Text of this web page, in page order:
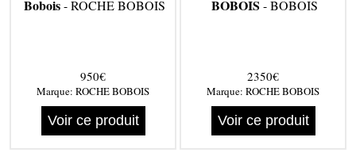
Bobois- ROCHE BOBOIS
950€
Marque: ROCHE BOBOIS
Voir ce produit
BOBOIS - BOBOIS
2350€
Marque: ROCHE BOBOIS
Voir ce produit